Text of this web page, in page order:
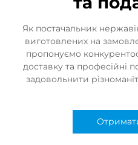
Як постачальник
виготовлених на
пропонуємо
доставку та професійні
задовольнити